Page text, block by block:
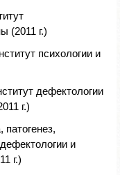
(2011 г.)
психологии и
дефектологии
г.)
патогенез,
и
г.)